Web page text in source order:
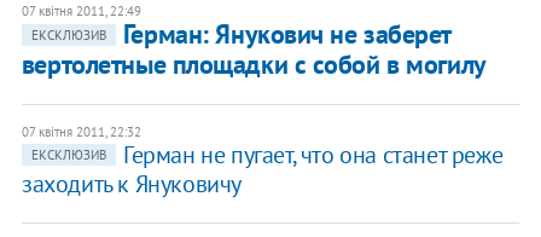
07 квітня 2011, 22:49
ЕКСКЛЮЗИВ
Герман: Янукович не заберет
вертолетные площадки с собой в могилу
07 квітня 2011, 22:32
ЕКСКЛЮЗИВ
Герман не пугает, что она станет реже
заходить к Януковичу